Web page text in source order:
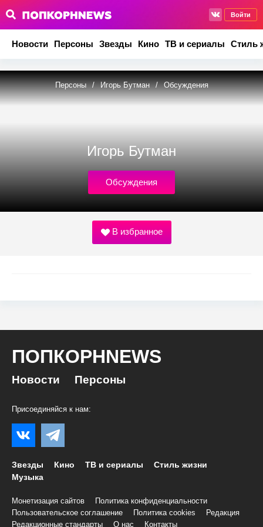
Войти
Новости Персоны Звезды Кино ТВ и сериалы Стиль
Персоны / Игорь Бутман / Обсуждения
Игорь Бутман
Обсуждения
В избранное
ПОПКОРНNEWS
Новости Персоны
Присоединяйся к нам:
Звезды Кино ТВ и сериалы
Стиль жизни
Музыка
Монетизация сайтов
Политика конфиденциальности
Пользовательское соглашение
Политика cookies
Редакция
Редакционные стандарты
О нас Контакты